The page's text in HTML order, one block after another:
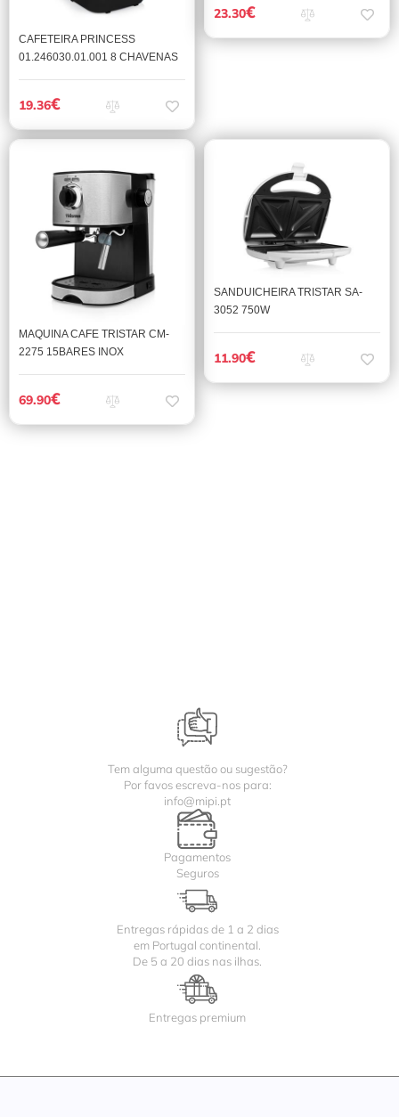
CAFETEIRA PRINCESS
01.246030.01.001 8 CHAVENAS
19.36€
23.30€
MAQUINA CAFE TRISTAR CM-
2275 15BARES INOX
69.90€
SANDUICHEIRA TRISTAR SA-
3052 750W
11.90€
Tem alguma questão ou sugestão?
Por favos escreva-nos para:
info@mipi.pt
Pagamentos
Seguros
Entregas rápidas de 1 a 2 dias
em Portugal continental.
De 5 a 20 dias nas ilhas.
Entregas premium